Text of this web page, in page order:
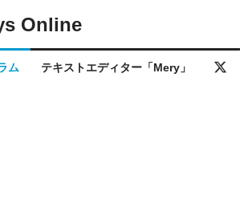
Online
ム テキストエディター「Mery」